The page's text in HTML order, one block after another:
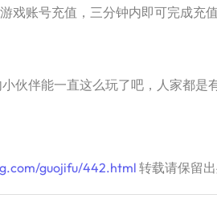
账号充值，三分钟内即可完成充值
伴能一直这么玩了吧，人家都是
guojifu/442.html 转载请保留出